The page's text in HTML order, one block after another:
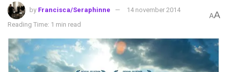
by Francisca/Seraphinne
14 november 2014
Reading Time: 1 min read
AA